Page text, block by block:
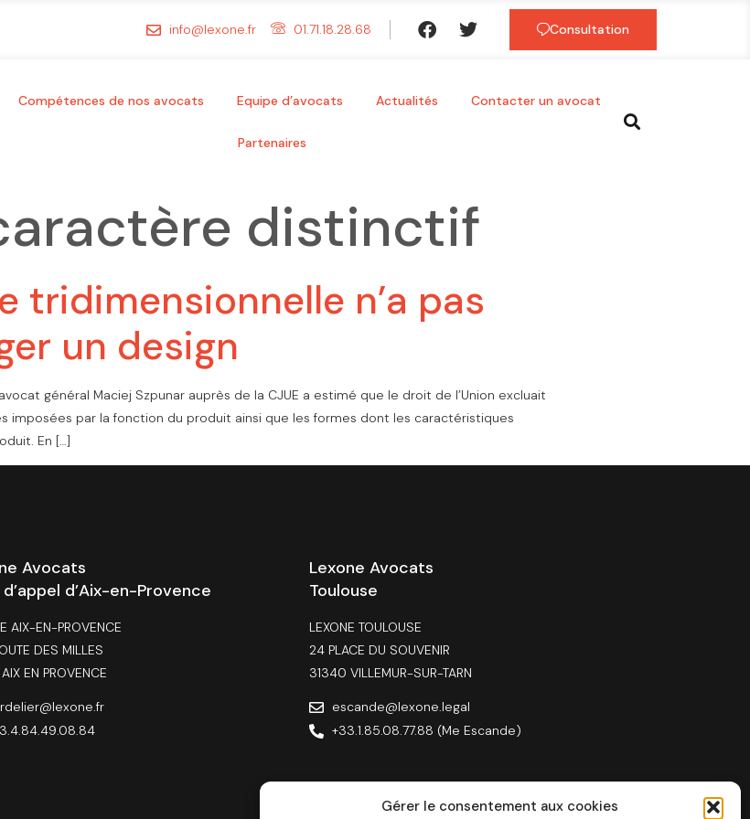
Gérer le consentement aux cookies
info@lexone.fr 01.71.18.28.68 Consultation
Compétences de nos avocats Equipe d’avocats Actualités Contacter un avocat
Partenaires
distinctif
tridimensionnelle n’a pas
un design
général Maciej Szpunar auprès de la CJUE a estimé que le droit de l’Union excluait
par la fonction du produit ainsi que les formes dont les caractéristiques
En […]
Avocats
d’Aix-en-Provence
AIX-EN-PROVENCE
DES MILLES
EN PROVENCE
Lexone Avocats
Toulouse
LEXONE TOULOUSE
24 PLACE DU SOUVENIR
31340 VILLEMUR-SUR-TARN
escande@lexone.legal
+33.1.85.08.77.88 (Me Escande)